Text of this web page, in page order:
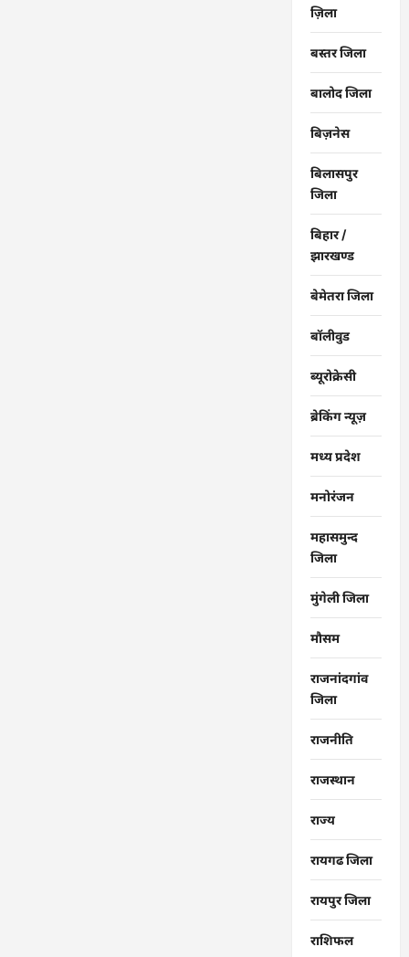
ज़िला
बस्तर जिला
बालोद जिला
बिज़नेस
बिलासपुर
जिला
बिहार /
झारखण्ड
बेमेतरा जिला
बॉलीवुड
ब्यूरोक्रेसी
ब्रेकिंग न्यूज़
मध्य प्रदेश
मनोरंजन
महासमुन्द
जिला
मुंगेली जिला
मौसम
राजनांदगांव
जिला
राजनीति
राजस्थान
राज्‍य
रायगढ जिला
रायपुर जिला
राशिफल